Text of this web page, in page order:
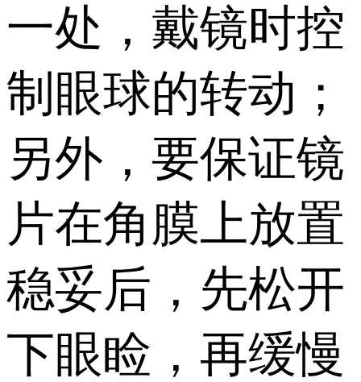
一处，戴镜时控
制眼球的转动；
另外，要保证镜
片在角膜上放置
稳妥后，先松开
下眼睑，再缓慢